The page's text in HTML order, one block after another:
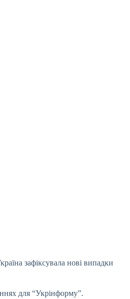
зафіксувала нові випадки
для “Укрінформу”.